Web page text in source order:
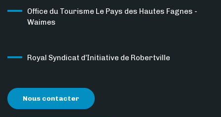
Office du Tourisme Le Pays des Hautes Fagnes -
Waimes
Royal Syndicat d’Initiative de Robertville
Nous contacter